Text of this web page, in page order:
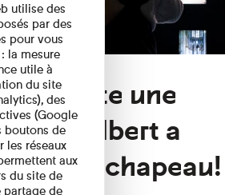
Toute une
Albert a
son chapeau!
utilise des
par des
pour vous
la mesure
utile à
du site
des
(Google
boutons de
les réseaux
aux
du site de
de